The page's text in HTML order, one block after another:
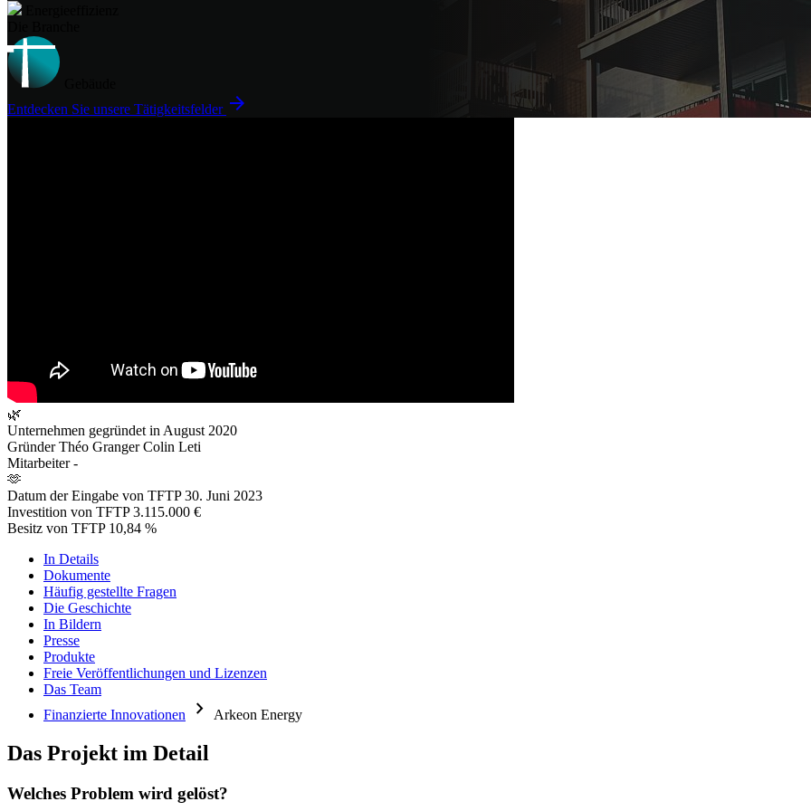
Entdecken Sie unsere Tätigkeitsfelder arrow_forward
🌿
Unternehmen gegründet in August 2020
Gründer Théo Granger Colin Leti
Mitarbeiter -
🫶
Datum der Eingabe von TFTP 30. Juni 2023
Investition von TFTP 3.115.000 €
Besitz von TFTP 10,84 %
In Details
Dokumente
Häufig gestellte Fragen
Die Geschichte
In Bildern
Presse
Produkte
Freie Veröffentlichungen und Lizenzen
Das Team
Finanzierte Innovationen
chevron_right Arkeon Energy
Das Projekt im Detail
Welches Problem wird gelöst?